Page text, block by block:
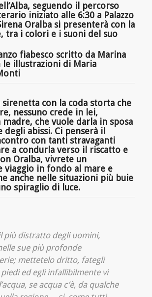
seguendo il percorso
iniziato alle 6:30 a Palazzo
Oralba si presenterà con la
tra i colori e i suoni del suo
fiabesco scritto da Marina
le illustrazioni di Maria
sirenetta con la coda storta che
nessuno crede in lei,
che vuole darla in sposa
degli abissi. Ci penserà il
con tanti stravaganti
a condurla verso il riscatto e
Oralba, vivrete un
viaggio in fondo al mare e
anche nelle situazioni più buie
spiraglio di luce.
più distratto degli uomini,
sue più profonde
mettetelo dritto, fategli
ed egli infallibilmente vi
se acqua c’è, da qualche